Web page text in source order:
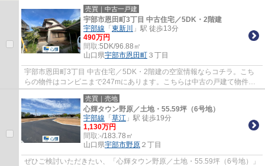
売買｜中古一戸建
宇部市恩田町3丁目 中古住宅／5DK・2階建
宇部線 「 東新川
」駅 徒歩13分
490万円
間取:5DK/96.88㎡
山口県宇部市恩田町 ３丁目
宇部市恩田町3丁目 中古住宅／5DK・2階建の空室情報ならコチラ。こち
らの物件はコンビニまで247mにあります。こちらは中古の戸建て物件で
す。駅までは徒歩13分でアクセス可能です。
売買｜売地
心輝タウン野原／土地・55.59坪（6号地）
宇部線 「 草江 」駅 徒歩19分
1,130万円
間取:-/183.78㎡
山口県宇部市野原 ２丁目
ぜひご検討いただきたい、「心輝タウン野原／土地・55.59坪（6号地）」